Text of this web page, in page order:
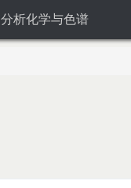
分析化学与色谱